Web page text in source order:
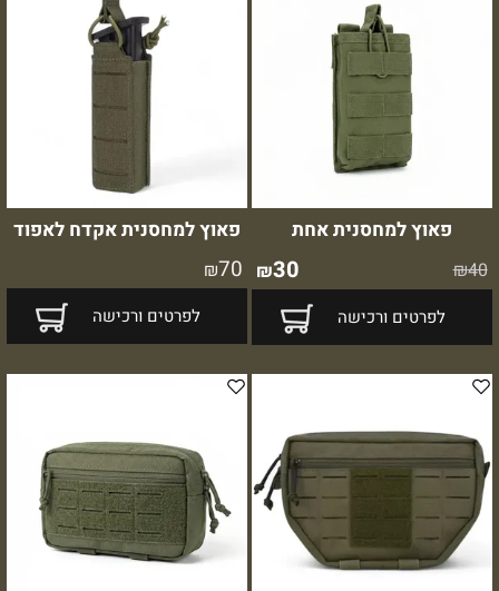
פאוץ למחסנית אחת
₪40
₪30
לפרטים ורכישה
פאוץ למחסנית אקדח לאפוד
₪70
לפרטים ורכישה